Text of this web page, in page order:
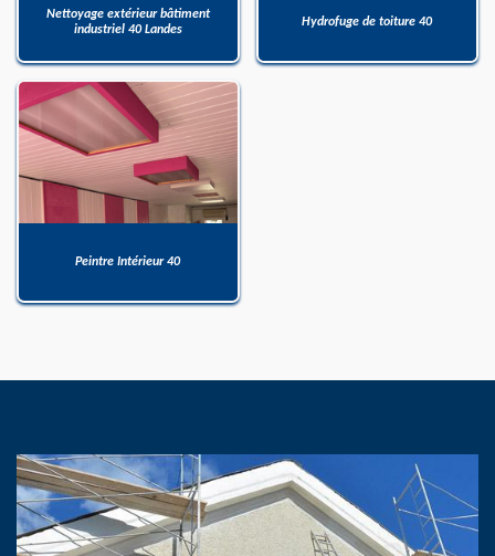
Nettoyage extérieur bâtiment
industriel 40 Landes
Hydrofuge de toiture 40
Peintre Intérieur 40